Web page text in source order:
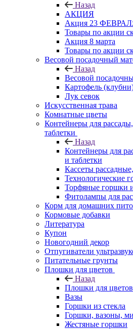
Назад
АКЦИЯ
Акция 23
Товары по акции
Акция 8 марта
Товары по акции
Весовой посадочный
Назад
Весовой
Картофель
Лук севок
Искусственная трава
Комнатные цветы
Контейнеры для
таблетки
Назад
Контейнеры для
и таблетки
Кассеты
Технологические
Торфяные горшки
Фитолампы для
Корм для домашних
Кормовые добавки
Литература
Купон
Новогодний декор
Отпугиватели
Питательные грунты
Плошки для цветов
Назад
Плошки для цветов
Вазы
Горшки из стекла
Горшки, вазоны,
Жестяные горшки